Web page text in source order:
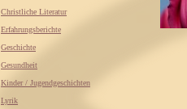
Christliche Literatur
Erfahrungsberichte
Geschichte
Gesundheit
Kinder / Jugendgeschichten
Lyrik